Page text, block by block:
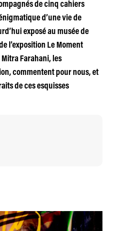
de cinq cahiers
d’une vie de
exposé au musée de
l’exposition Le Moment
Farahani, les
commentent pour nous, et
de ces esquisses